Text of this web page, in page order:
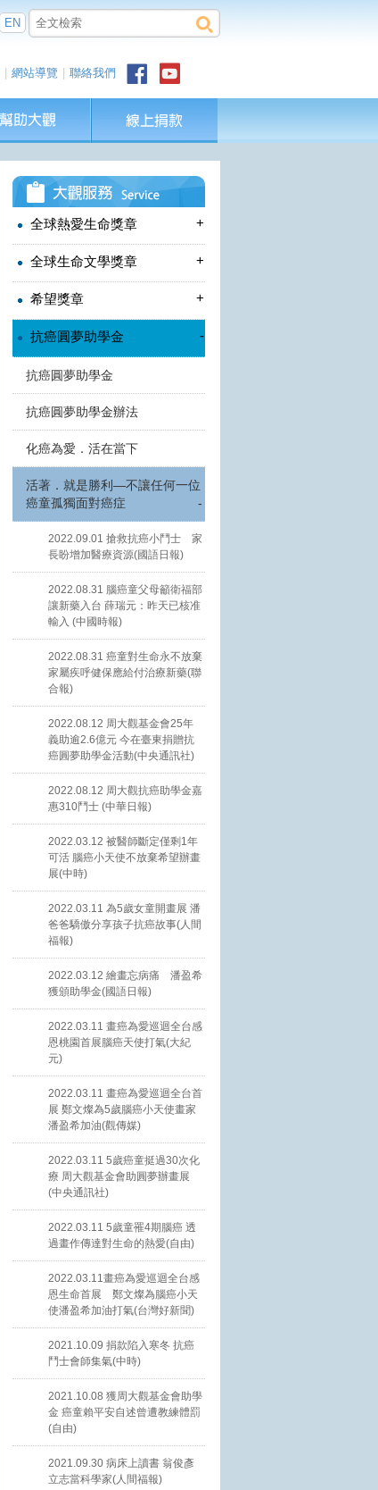
EN
網站導覽 聯絡我們
全球熱愛生命獎章 +
全球生命文學獎章 +
希望獎章 +
抗癌圓夢助學金 -
抗癌圓夢助學金
抗癌圓夢助學金辦法
化癌為愛．活在當下
活著．就是勝利—不讓任何一位
癌童孤獨面對癌症
-
2022.09.01 搶救抗癌小鬥士 家
長盼增加醫療資源(國語日報)
2022.08.31 腦癌童父母籲衛福部
讓新藥入台 薛瑞元：昨天已核准
輸入 (中國時報)
2022.08.31 癌童對生命永不放棄
家屬疾呼健保應給付治療新藥(聯
合報)
2022.08.12 周大觀基金會25年
義助逾2.6億元 今在臺東捐贈抗
癌圓夢助學金活動(中央通訊社)
2022.08.12 周大觀抗癌助學金嘉
惠310鬥士 (中華日報)
2022.03.12 被醫師斷定僅剩1年
可活 腦癌小天使不放棄希望辦畫
展(中時)
2022.03.11 為5歲女童開畫展 潘
爸爸驕傲分享孩子抗癌故事(人間
福報)
2022.03.12 繪畫忘病痛 潘盈希
獲頒助學金(國語日報)
2022.03.11 畫癌為愛巡迴全台感
恩桃園首展腦癌天使打氣(大紀
元)
2022.03.11 畫癌為愛巡迴全台首
展 鄭文燦為5歲腦癌小天使畫家
潘盈希加油(觀傳媒)
2022.03.11 5歲癌童挺過30次化
療 周大觀基金會助圓夢辦畫展
(中央通訊社)
2022.03.11 5歲童罹4期腦癌 透
過畫作傳達對生命的熱愛(自由)
2022.03.11畫癌為愛巡迴全台感
恩生命首展 鄭文燦為腦癌小天
使潘盈希加油打氣(台灣好新聞)
2021.10.09 捐款陷入寒冬 抗癌
鬥士會師集氣(中時)
2021.10.08 獲周大觀基金會助學
金 癌童賴平安自述曾遭教練體罰
(自由)
2021.09.30 病床上讀書 翁俊彥
立志當科學家(人間福報)